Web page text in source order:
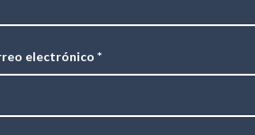
electrónico *